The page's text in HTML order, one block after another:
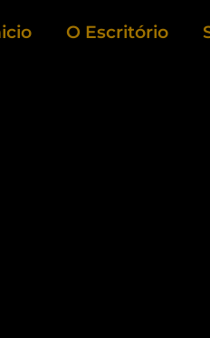
O Escritório